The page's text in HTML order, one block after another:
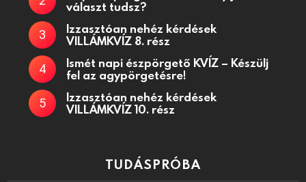
választ tudsz?
Izzasztóan nehéz kérdések
VILLÁMKVÍZ 8. rész
Ismét napi észpörgető KVÍZ – Készülj
fel az agypörgetésre!
Izzasztóan nehéz kérdések
VILLÁMKVÍZ 10. rész
TUDÁSPRÓBA